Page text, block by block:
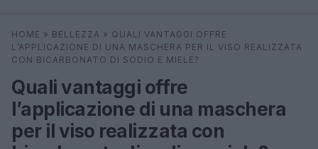
Cerca
HOME » BELLEZZA » QUALI VANTAGGI OFFRE
L’APPLICAZIONE DI UNA MASCHERA PER IL VISO REALIZZATA
CON BICARBONATO DI SODIO E MIELE?
Quali vantaggi offre
l’applicazione di una maschera
per il viso realizzata con